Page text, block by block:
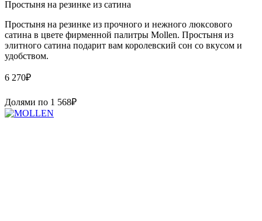
Простыня на резинке из сатина
Простыня на резинке из прочного и нежного люксового
сатина в цвете фирменной палитры Mollen. Простыня из
элитного сатина подарит вам королевский сон со вкусом и
удобством.
6 270₽
Долями по 1 568₽